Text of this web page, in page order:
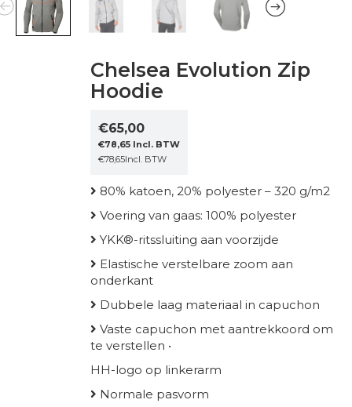
Chelsea Evolution Zip
Hoodie
€65,00
€78,65 Incl. BTW
€78,65Incl. BTW
80% katoen, 20% polyester – 320 g/m2
Voering van gaas: 100% polyester
YKK®-ritssluiting aan voorzijde
Elastische verstelbare zoom aan
onderkant
Dubbele laag materiaal in capuchon
Vaste capuchon met aantrekkoord om
te verstellen •
HH-logo op linkerarm
Normale pasvorm